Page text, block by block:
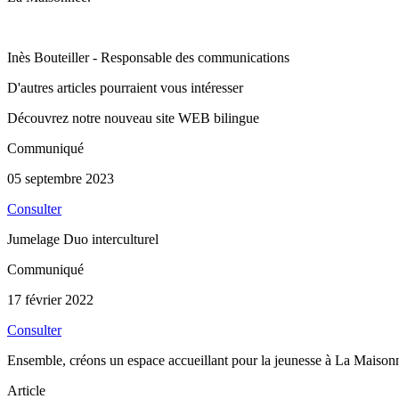
Inès Bouteiller - Responsable des communications
D'autres articles pourraient vous intéresser
Découvrez notre nouveau site WEB bilingue
Communiqué
05 septembre 2023
Consulter
Jumelage Duo interculturel
Communiqué
17 février 2022
Consulter
Ensemble, créons un espace accueillant pour la jeunesse à La
Article